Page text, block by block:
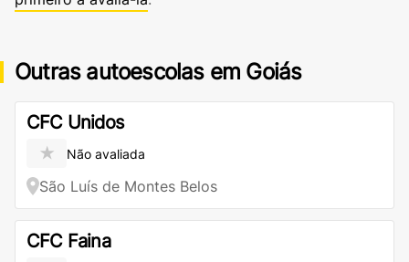
Outras autoescolas em Goiás
CFC Unidos
★ Não avaliada
São Luís de Montes Belos
CFC Faina